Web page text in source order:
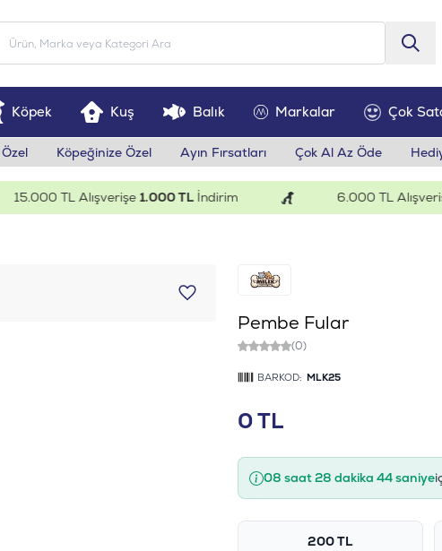
Köpek Kuş Balık Markalar Çok
Köpeğinize Özel Ayın Fırsatları Çok Al Az Öde
TL Alışverişe1.000 TLİndirim 6.000 TL Alışverişe
Pembe Fular
(0)
BARKOD: MLK25
0TL
08 saat 28 dakika 44 saniye
200 TL